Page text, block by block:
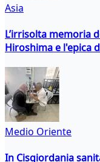
Asia
L’irrisolta memoria
Hiroshima e l'epica
Medio Oriente
In Cisgiordania